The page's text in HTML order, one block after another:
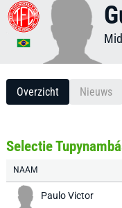
Overzicht Nieuws
Selectie
NAAM
Paulo Victor